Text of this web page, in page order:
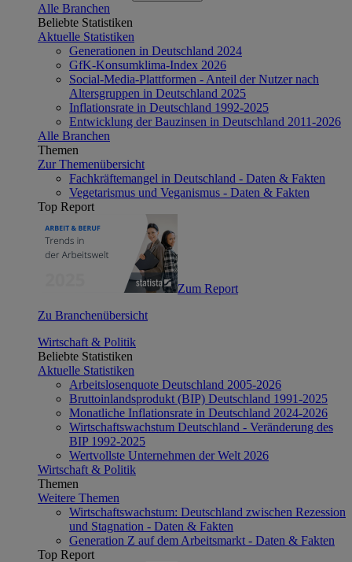
Alle Branchen
Beliebte Statistiken
Aktuelle Statistiken
Generationen in Deutschland 2024
GfK-Konsumklima-Index 2026
Social-Media-Plattformen - Anteil der Nutzer nach
Altersgruppen in Deutschland 2025
Inflationsrate in Deutschland 1992-2025
Entwicklung der Bauzinsen in Deutschland 2011-2026
Alle Branchen
Themen
Zur Themenübersicht
Fachkräftemangel in Deutschland - Daten & Fakten
Vegetarismus und Veganismus - Daten & Fakten
Top Report
Zum Report
Zu Branchenübersicht
Wirtschaft & Politik
Beliebte Statistiken
Aktuelle Statistiken
Arbeitslosenquote Deutschland 2005-2026
Bruttoinlandsprodukt (BIP) Deutschland 1991-2025
Monatliche Inflationsrate in Deutschland 2024-2026
Wirtschaftswachstum Deutschland - Veränderung des
BIP 1992-2025
Wertvollste Unternehmen der Welt 2026
Wirtschaft & Politik
Themen
Weitere Themen
Wirtschaftswachstum: Deutschland zwischen Rezession
und Stagnation - Daten & Fakten
Generation Z auf dem Arbeitsmarkt - Daten & Fakten
Top Report